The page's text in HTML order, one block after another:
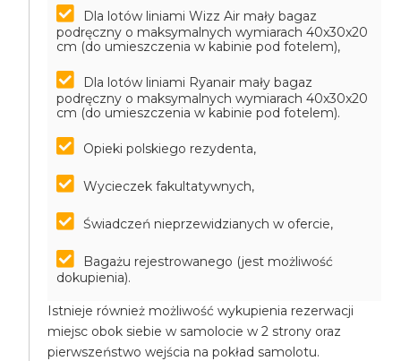
Dla lotów liniami Wizz Air mały bagaz
podręczny o maksymalnych wymiarach 40x30x20
cm (do umieszczenia w kabinie pod fotelem),
Dla lotów liniami Ryanair mały bagaz
podręczny o maksymalnych wymiarach 40x30x20
cm (do umieszczenia w kabinie pod fotelem).
Opieki polskiego rezydenta,
Wycieczek fakultatywnych,
Świadczeń nieprzewidzianych w ofercie,
Bagażu rejestrowanego (jest możliwość
dokupienia).
Istnieje również możliwość wykupienia rezerwacji
miejsc obok siebie w samolocie w 2 strony oraz
pierwszeństwo wejścia na pokład samolotu.